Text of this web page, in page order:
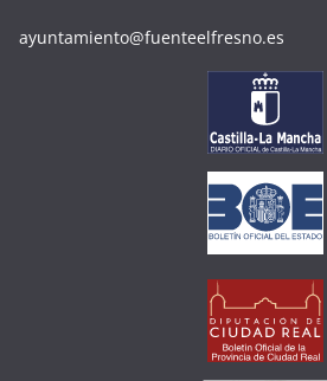
ayuntamiento@fuenteelfresno.es